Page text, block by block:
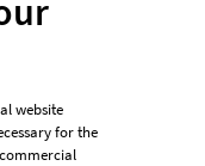
website
for the